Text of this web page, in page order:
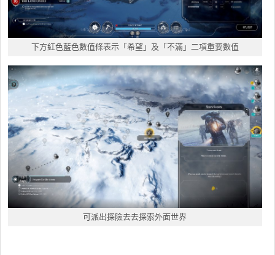
下方紅色藍色數值條表示「希望」及「不滿」二項重要數值
可派出探險去去探索外面世界